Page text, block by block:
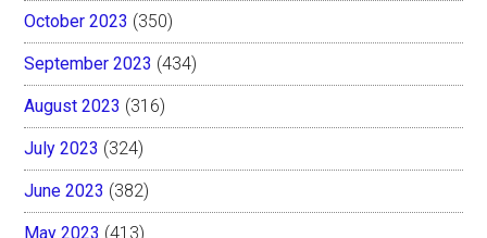
October 2023 (350)
September 2023 (434)
August 2023 (316)
July 2023 (324)
June 2023 (382)
May 2023 (413)